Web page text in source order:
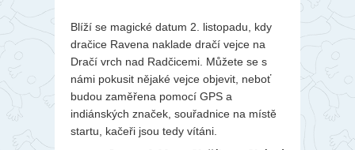
Blíží se magické datum 2. listopadu, kdy
dračice Ravena naklade dračí vejce na
Dračí vrch nad Radčicemi. Můžete se s
námi pokusit nějaké vejce objevit, neboť
budou zaměřena pomocí GPS a
indiánských značek, souřadnice na místě
startu, kačeři jsou tedy vítáni.